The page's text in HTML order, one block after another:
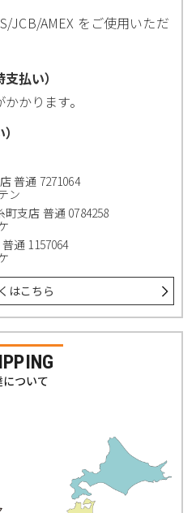
JCB/AMEX をご使用いただ
払い）
かります。
普通 7271064
ン
町支店 普通 0784258
通 1157064
はこちら
ついて